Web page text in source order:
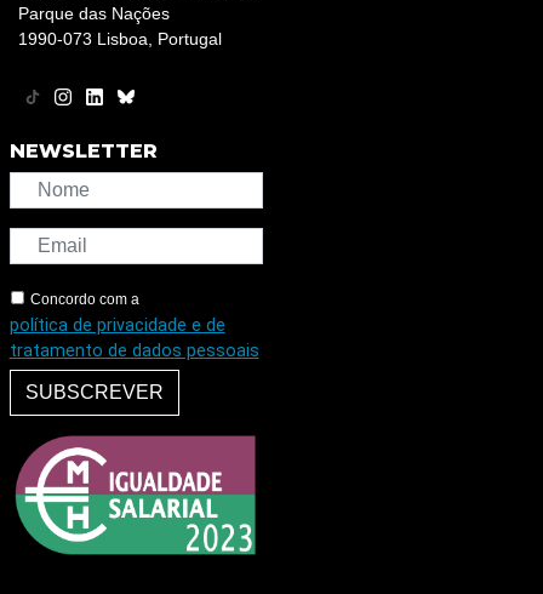
Parque das Nações
1990-073 Lisboa, Portugal
NEWSLETTER
Concordo com a
política de privacidade e de
tratamento de dados pessoais
SUBSCREVER